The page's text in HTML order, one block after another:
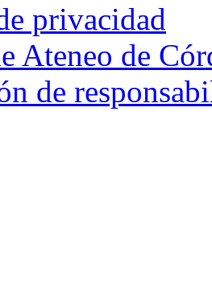
privacidad
Ateneo de
de